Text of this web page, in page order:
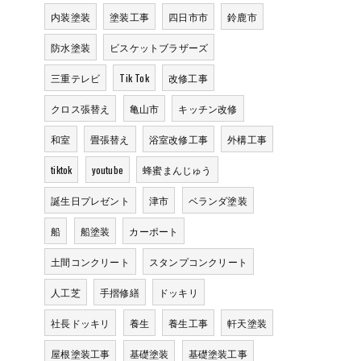
内装塗装 塗装工事 四日市市 鈴鹿市
防水塗装 ビスケットブラザーズ
三重テレビ Tik Tok 改修工事
クロス張替え 亀山市 キッチン改修
和室 畳張替え 浴室改修工事 外構工事
tiktok youtube 蜂蜜まんじゅう
誕生日プレゼント 津市 ベランダ塗装
船 船塗装 カーポート
土間コンクリート スタンプコンクリート
人工芝 手摺修繕 ドッキリ
社長ドッキリ 養生 養生工事 軒天塗装
屋根塗装工事 基礎塗装 基礎塗装工事